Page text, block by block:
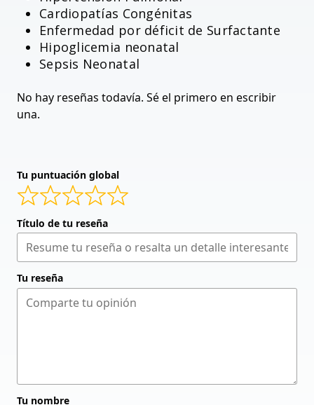
Cardiopatías Congénitas
Enfermedad por déficit de Surfactante
Hipoglicemia neonatal
Sepsis Neonatal
No hay reseñas todavía. Sé el primero en escribir
una.
Tu puntuación global
Título de tu reseña
Tu reseña
Tu nombre